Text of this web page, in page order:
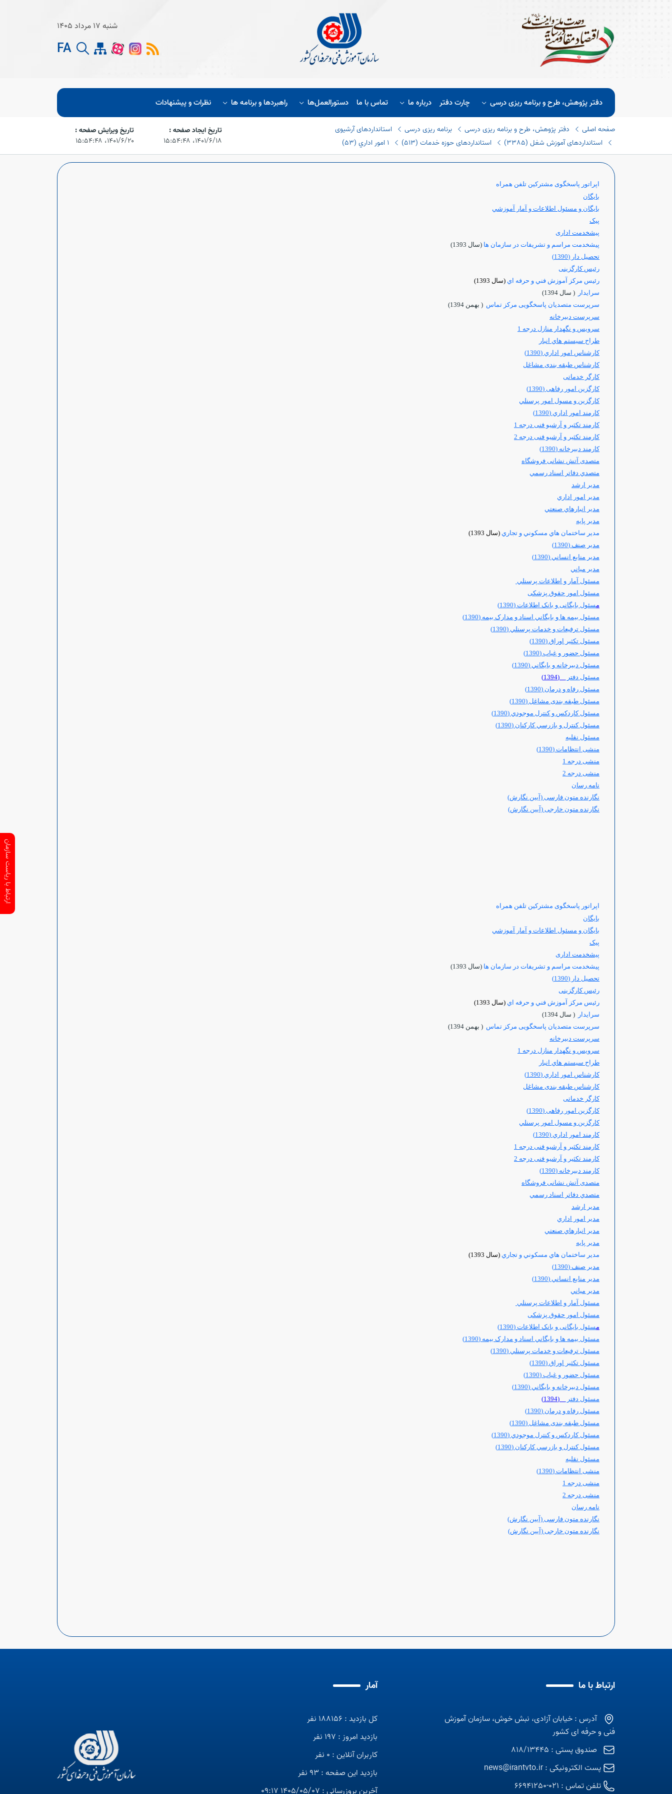
شنبه 17 مرداد 1405
FA
دفتر پژوهش، طرح و برنامه ریزی درسی چارت دفتر درباره ما تماس با ما دستورالعمل‌ها راهبردها و برنامه ها نظرات و پیشنهادات
صفحه اصلی دفتر پژوهش، طرح و برنامه ریزی درسی برنامه ریزی درسی
استانداردهای آرشیوی
استانداردهای آموزش شغل (٣٣٨٥)
استانداردهای حوزه خدمات (٥١٣) ١ امور اداري (٥٣)
تاریخ ایجاد صفحه :
۱۴۰۱/۶/۱۸،‏ ۱۵:۵۴:۴۸
تاریخ ویرایش صفحه :
۱۴۰۱/۶/۲۰،‏ ۱۵:۵۴:۴۸
اپراتور پاسخگوی مشترکین تلفن همراه
بایگان
بايگان و مسئول اطلاعات و آمار آموزشي
پیک
پیشخدمت اداری
پيشخدمت مراسم و تشريفات در سازمان ها (سال 1393)
تحصیل دار (1390)
رئیس کارگزینی
رئيس مركز آموزش فني و حرفه اي (سال 1393)
سرایدار
( سال 1394)
سرپرست متصدیان پاسخگویی مرکز تماس ( بهمن 1394)
سرپرست دبيرخانه
سرويس و نگهدار منازل درجه 1
طراح سيستم هاي انبار
کارشناس امور اداري (1390)
کارشناس طبقه بندی مشاغل
کارگر خدماتی
کارگزین امور رفاهی (1390)
کارگزین و مسول امور پرسنلي
کارمند امور اداري (1390)
کارمند تکثیر و آرشیو فنی درجه 1
کارمند تکثیر و آرشیو فنی درجه 2
کارمند دبیرخانه (1390)
متصدی آتش نشانی فروشگاه
متصدي دفاتر اسناد رسمي
مدير ارشد
مدير امور اداري
مدير انبارهاي صنعتي
مدیر پایه
مدير ساختمان هاي مسكوني و تجاري (سال 1393)
مدير صنف (1390)
مدير منابع انساني (1390)
مدير مياني
مسئول آمار و اطلاعات پرسنلي
مسئول امور حقوق پزشکی
مسئول بایگانی و بانک اطلاعات (1390)
مسئول بيمه ها و بايگاني اسناد و مدارک بيمه (1390)
مسئول ترفيعات و خدمات پرسنلي (1390)
مسئول تکثیر اوراق (1390)
مسئول حضور و غياب (1390)
مسئول دبيرخانه و بايگاني (1390)
مسئول دفتر
(1394)
مسئول رفاه و درمان (1390)
مسئول طبقه بندی مشاغل (1390)
مسئول كاردكس و كنترل موجودي (1390)
مسئول کنترل و بازرسي کارکنان (1390)
مسئول نقلیه
منشی انتظامات (1390)
منشی درجه 1
منشی درجه 2
نامه رسان
نگارنده متون فارسی (آیین نگارش)
نگارنده متون خارجی (آیین نگارش)
اپراتور پاسخگوی مشترکین تلفن همراه
بایگان
بايگان و مسئول اطلاعات و آمار آموزشي
پیک
پیشخدمت اداری
پيشخدمت مراسم و تشريفات در سازمان ها (سال 1393)
تحصیل دار (1390)
رئیس کارگزینی
رئيس مركز آموزش فني و حرفه اي (سال 1393)
سرایدار
( سال 1394)
سرپرست متصدیان پاسخگویی مرکز تماس ( بهمن 1394)
سرپرست دبيرخانه
سرويس و نگهدار منازل درجه 1
طراح سيستم هاي انبار
کارشناس امور اداري (1390)
کارشناس طبقه بندی مشاغل
کارگر خدماتی
کارگزین امور رفاهی (1390)
کارگزین و مسول امور پرسنلي
کارمند امور اداري (1390)
کارمند تکثیر و آرشیو فنی درجه 1
کارمند تکثیر و آرشیو فنی درجه 2
کارمند دبیرخانه (1390)
متصدی آتش نشانی فروشگاه
متصدي دفاتر اسناد رسمي
مدير ارشد
مدير امور اداري
مدير انبارهاي صنعتي
مدیر پایه
مدير ساختمان هاي مسكوني و تجاري (سال 1393)
مدير صنف (1390)
مدير منابع انساني (1390)
مدير مياني
مسئول آمار و اطلاعات پرسنلي
مسئول امور حقوق پزشکی
مسئول بایگانی و بانک اطلاعات (1390)
مسئول بيمه ها و بايگاني اسناد و مدارک بيمه (1390)
مسئول ترفيعات و خدمات پرسنلي (1390)
مسئول تکثیر اوراق (1390)
مسئول حضور و غياب (1390)
مسئول دبيرخانه و بايگاني (1390)
مسئول دفتر
(1394)
مسئول رفاه و درمان (1390)
مسئول طبقه بندی مشاغل (1390)
مسئول كاردكس و كنترل موجودي (1390)
مسئول کنترل و بازرسي کارکنان (1390)
مسئول نقلیه
منشی انتظامات (1390)
منشی درجه 1
منشی درجه 2
نامه رسان
نگارنده متون فارسی (آیین نگارش)
نگارنده متون خارجی (آیین نگارش)
ارتباط با ما
آدرس : خیابان آزادی، نبش خوش، سازمان آموزش
فنی و حرفه ای کشور
صندوق پستی : 818/13445
پست الکترونیکی :news@irantvto.ir
تلفن تماس : 021-66941250
آمار
کل بازدید : 188156 نفر
بازدید امروز : 197 نفر
کاربران آنلاین : 0 نفر
بازدید این صفحه : 93 نفر
آخرین بروزرسانی : 1405/05/07 09:17
ارتباط با ریاست سازمان